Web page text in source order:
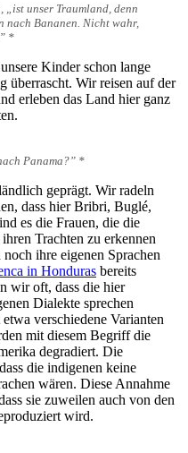
„ist unser Traumland, denn
nach Bananen. Nicht wahr,
*
Kinder schon lange
überrascht. Wir reisen auf der
erleben das Land hier ganz
Panama?” *
geprägt. Wir radeln
dass hier Bribri, Buglé,
es die Frauen, die die
Trachten zu erkennen
ihre eigenen Sprachen
in Honduras bereits
wir oft, dass die hier
Dialekte sprechen
verschiedene Varianten
mit diesem Begriff die
degradiert. Die
die indigenen keine
wären. Diese Annahme
sie zuweilen auch von den
wird.